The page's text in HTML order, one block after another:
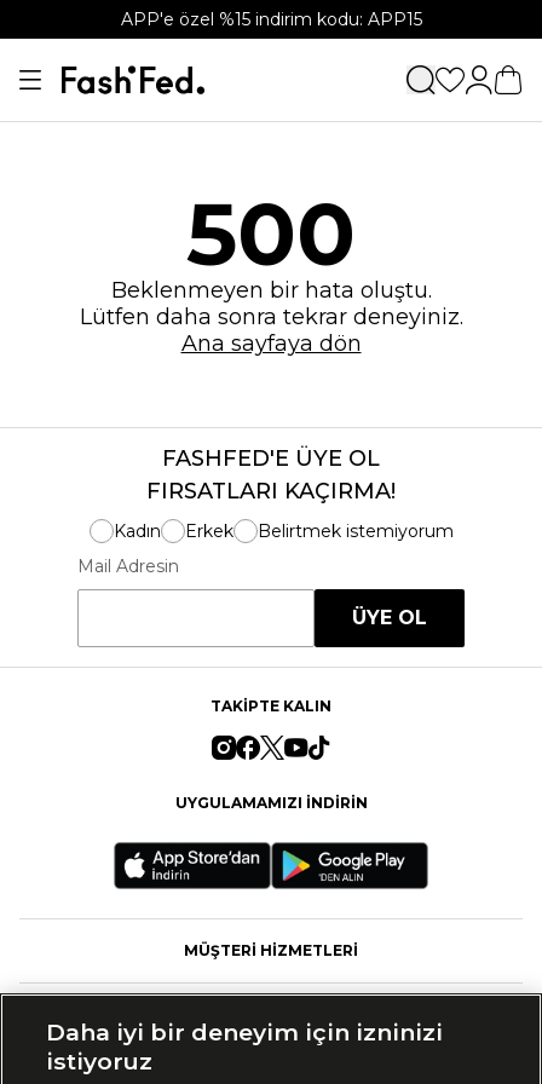
APP'e özel %15 indirim kodu: APP15
500
Beklenmeyen bir hata oluştu.
Lütfen daha sonra tekrar deneyiniz.
Ana sayfaya dön
FASHFED'E ÜYE OL
FIRSATLARI KAÇIRMA!
Kadın Erkek
Belirtmek istemiyorum
Mail Adresin
ÜYE OL
TAKİPTE KALIN
UYGULAMAMIZI İNDİRİN
MÜŞTERİ HİZMETLERİ
Daha iyi bir deneyim için izninizi
istiyoruz